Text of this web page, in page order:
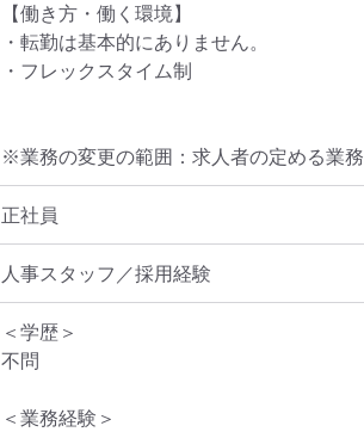
【働き方・働く環境】
・転勤は基本的にありません。
・フレックスタイム制
※業務の変更の範囲：求人者の定める業務
正社員
人事スタッフ／採用経験
＜学歴＞
不問
＜業務経験＞